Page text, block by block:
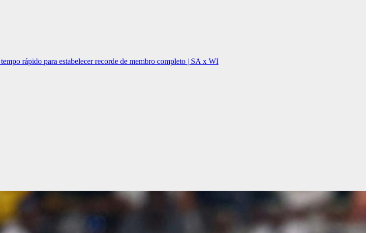
rápido para estabelecer recorde de membro completo | SA x WI